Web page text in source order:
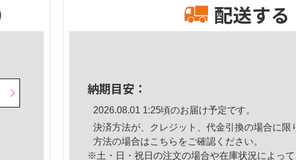
配送する
納期目安：
2026.08.01 1:25頃のお届け予定です。
決済方法が、クレジット、代金引換の場合に限
方法の場合はこちら をご確認ください。
※土・日・祝日の注文の場合や在庫状況によっ